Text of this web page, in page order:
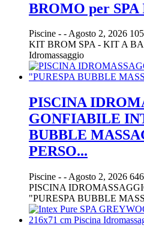
BROMO per SPA
Piscine - -Agosto 2, 2026
KIT BROM SPA - KIT A
Idromassaggio
PISCINA
GONFIABILE
BUBBLE
PERSO...
Piscine - - Agosto 2, 2026
PISCINA
"PURESPA BUBBLE